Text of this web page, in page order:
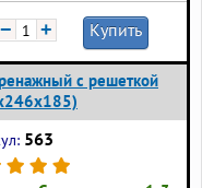
− + Купить
с решеткой
563